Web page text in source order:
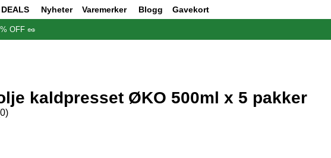
DEALS Nyheter Varemerker Blogg Gavekort
OFF 🥜
kaldpresset ØKO 500ml x 5 pakker
rangering 0 av 5 Antall vurderinger 0
0)